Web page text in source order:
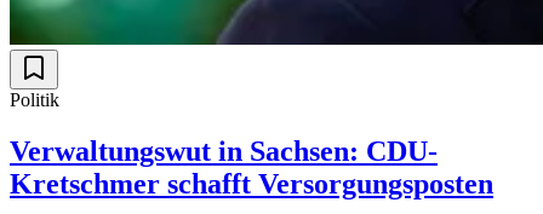
Politik
Verwaltungswut in Sachsen: CDU-
Kretschmer schafft Versorgungsposten